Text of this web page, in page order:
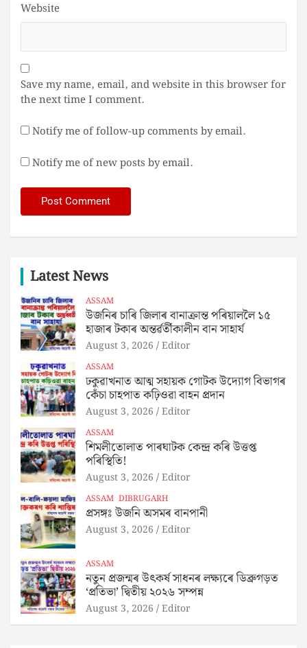
Website
Save my name, email, and website in this browser for
the next time I comment.
Notify me of follow-up comments by email.
Notify me of new posts by email.
Latest News
ASSAM
উজনিৰ চাৰি জিলাৰ বানাক্ৰান্ত পৰিয়াললৈ ১৫
হাজাৰ টকাৰ অন্তৰ্ৱৰ্তীকালীন বান সাহাৰ্য
August 3, 2026 Editor
ASSAM
ঢকুৱাখনাত আত্ম সহায়ক গোটক উদ্যোগ বিভাগৰ
কেঁচা চাহপাত কঢ়িওৱা বাহন প্ৰদান
August 3, 2026 Editor
ASSAM
শিমলীতোলাত পাৰঘাটক কেন্দ্ৰ কৰি উত্তপ্ত
পৰিস্থিতি!
August 3, 2026 Editor
ASSAM DIBRUGARH
প্ৰসঙ্গঃ উজনি অসমৰ বানপানী
August 3, 2026 Editor
ASSAM
নতুন প্ৰজন্মৰ উৎকৰ্ষ সাধনৰ লক্ষ্যৰে ডিব্ৰুগড়ত
‘প্ৰতিভা’ দ্বিতীয় ২০২৬ সম্পন্ন
August 3, 2026 Editor